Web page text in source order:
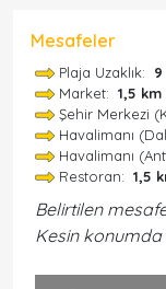
Mesafeler
Plaja Uzaklık:
Market: 1,5 km
Şehir Merkezi
Havalimanı
Havalimanı
Restoran: 1,5
Belirtilen
Kesin